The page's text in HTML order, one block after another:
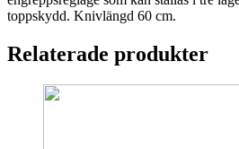
toppskydd. Knivlängd 60 cm.
Relaterade produkter